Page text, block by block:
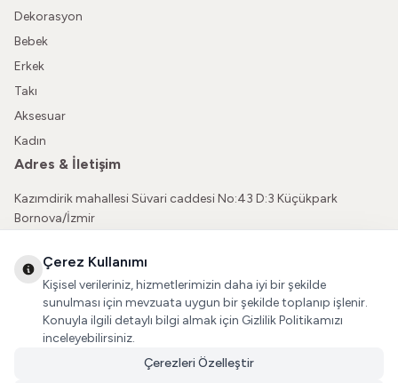
Dekorasyon
Bebek
Erkek
Takı
Aksesuar
Kadın
Adres & İletişim
Kazımdirik mahallesi Süvari caddesi No:43 D:3 Küçükpark
Bornova/İzmir
vatkaliguve@gmail.com
Sosyal Medya
İnstagram
Çerez Kullanımı
Kişisel verileriniz, hizmetlerimizin daha iyi bir şekilde
sunulması için mevzuata uygun bir şekilde toplanıp işlenir.
Konuyla ilgili detaylı bilgi almak için Gizlilik Politikamızı
inceleyebilirsiniz.
Çerezleri Özelleştir